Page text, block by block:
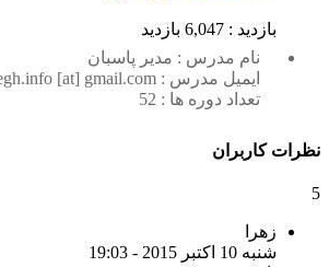
بازدید : 6,047 بازدید
نام مدرس : مدیر پاسبان
ایمیل مدرس : sadegh.info [at] gmail.com
تعداد دوره ها : 52
نظرات کاربران
5
زهرا
شنبه 10 اکتبر 2015 - 19:03